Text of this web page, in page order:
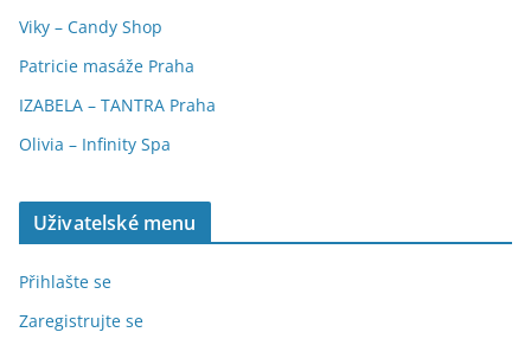
Viky – Candy Shop
Patricie masáže Praha
IZABELA – TANTRA Praha
Olivia – Infinity Spa
Uživatelské menu
Přihlašte se
Zaregistrujte se